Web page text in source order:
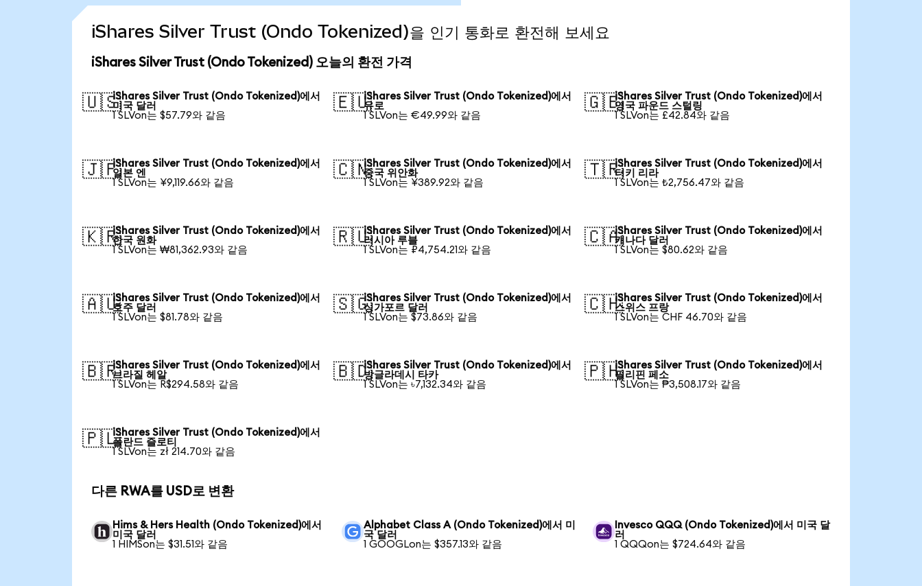
iShares Silver Trust (Ondo Tokenized)을 인기 통화로 환전해 보세요
iShares Silver Trust (Ondo Tokenized) 오늘의 환전 가격
🇺🇸iShares Silver Trust (Ondo Tokenized)에서
미국 달러
1 SLVon는 $57.79와 같음
🇪🇺iShares Silver Trust (Ondo Tokenized)에서
유로
1 SLVon는 €49.99와 같음
🇬🇧iShares Silver Trust (Ondo Tokenized)에서
영국 파운드 스털링
1 SLVon는 £42.84와 같음
🇯🇵iShares Silver Trust (Ondo Tokenized)에서
일본 엔
1 SLVon는 ¥9,119.66와 같음
🇨🇳iShares Silver Trust (Ondo Tokenized)에서
중국 위안화
1 SLVon는 ¥389.92와 같음
🇹🇷iShares Silver Trust (Ondo Tokenized)에서
터키 리라
1 SLVon는 ₺2,756.47와 같음
🇰🇷iShares Silver Trust (Ondo Tokenized)에서
한국 원화
1 SLVon는 ₩81,362.93와 같음
🇷🇺iShares Silver Trust (Ondo Tokenized)에서
러시아 루블
1 SLVon는 ₽4,754.21와 같음
🇨🇦iShares Silver Trust (Ondo Tokenized)에서
캐나다 달러
1 SLVon는 $80.62와 같음
🇦🇺iShares Silver Trust (Ondo Tokenized)에서
호주 달러
1 SLVon는 $81.78와 같음
🇸🇬iShares Silver Trust (Ondo Tokenized)에서
싱가포르 달러
1 SLVon는 $73.86와 같음
🇨🇭iShares Silver Trust (Ondo Tokenized)에서
스위스 프랑
1 SLVon는 CHF 46.70와 같음
🇧🇷iShares Silver Trust (Ondo Tokenized)에서
브라질 헤알
1 SLVon는 R$294.58와 같음
🇧🇩iShares Silver Trust (Ondo Tokenized)에서
방글라데시 타카
1 SLVon는 ৳7,132.34와 같음
🇵🇭iShares Silver Trust (Ondo Tokenized)에서
필리핀 페소
1 SLVon는 ₱3,508.17와 같음
🇵🇱iShares Silver Trust (Ondo Tokenized)에서
폴란드 즐로티
1 SLVon는 zł 214.70와 같음
다른 RWA를 USD로 변환
Hims & Hers Health (Ondo Tokenized)에서
미국 달러
1 HIMSon는 $31.51와 같음
Alphabet Class A (Ondo Tokenized)에서 미
국 달러
1 GOOGLon는 $357.13와 같음
Invesco QQQ (Ondo Tokenized)에서 미국 달
러
1 QQQon는 $724.64와 같음